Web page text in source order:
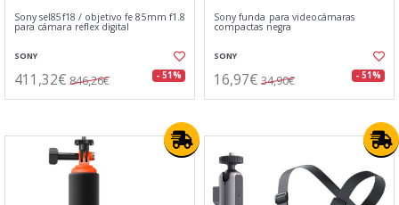
Sony sel85f18 / objetivo fe 85mm f1.8
para cámara reflex digital
SONY
411,32€ 846,26€ - 51%
Sony funda para videocámaras
compactas negra
SONY
16,97€ 34,90€ - 51%